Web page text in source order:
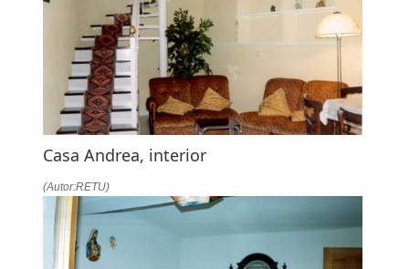
Casa Andrea, interior
(Autor:RETU)